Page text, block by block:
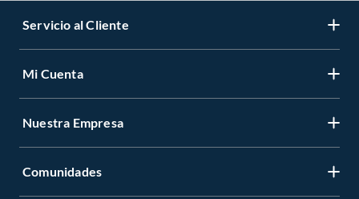
Servicio al Cliente
Mi Cuenta
Nuestra Empresa
Comunidades